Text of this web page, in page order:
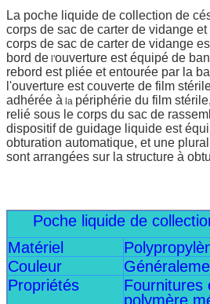
La poche liquide de collection de
corps de sac de carter de vidange
corps de sac de carter de vidange
bord de l'ouverture est équipé de
rebord est pliée et entourée par la
l'ouverture est couverte de film
adhérée à la périphérie du film
relié sous le corps du sac de
dispositif de guidage liquide est
obturation automatique, et une
sont arrangées sur la structure à
Poche liquide de
Matériel
Couleur
Propriétés
Fournitures
polymère